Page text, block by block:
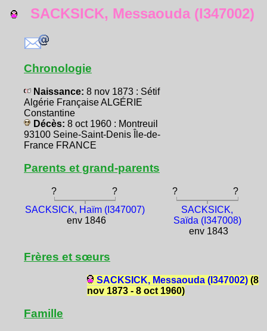
SACKSICK, Messaouda (I347002)
Chronologie
Naissance: 8 nov 1873 : Sétif
Algérie Française ALGÉRIE
Constantine
Décès: 8 oct 1960 : Montreuil
93100 Seine-Saint-Denis Île-de-
France FRANCE
Parents et grand-parents
? ? ?
?
SACKSICK, Haïm (I347007)
env 1846
SACKSICK,
Saïda (I347008)
env 1843
Frères et sœurs
SACKSICK, Messaouda (I347002)(8
nov 1873 - 8 oct 1960)
Famille